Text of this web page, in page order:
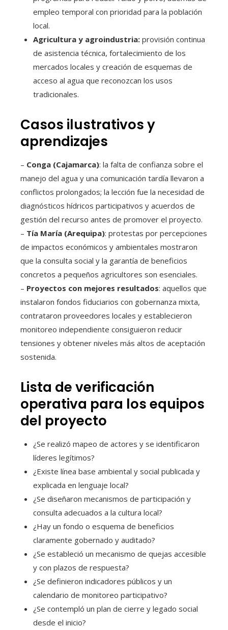
empleo temporal con prioridad para la población
local.
Agricultura y agroindustria: provisión continua
de asistencia técnica, fortalecimiento de los
mercados locales y creación de esquemas de
acceso al agua que reconozcan los usos
tradicionales.
Casos ilustrativos y
aprendizajes
– Conga (Cajamarca): la falta de confianza sobre el
manejo del agua y una comunicación tardía llevaron a
conflictos prolongados; la lección fue la necesidad de
diagnósticos hídricos participativos y acuerdos de
gestión del recurso antes de promover el proyecto.
– Tía María (Arequipa): protestas por percepciones
de impactos económicos y ambientales mostraron
que la consulta social y la garantía de beneficios
concretos a pequeños agricultores son esenciales.
– Proyectos con mejores resultados: aquellos que
instalaron fondos fiduciarios con gobernanza mixta,
contrataron proveedores locales y establecieron
monitoreo independiente consiguieron reducir
tensiones y obtener niveles más altos de aceptación
sostenida.
Lista de verificación
operativa para los equipos
del proyecto
¿Se realizó mapeo de actores y se identificaron
líderes legítimos?
¿Existe línea base ambiental y social publicada y
explicada en lenguaje local?
¿Se diseñaron mecanismos de participación y
consulta adecuados a la cultura local?
¿Hay un fondo o esquema de beneficios
claramente gobernado y auditado?
¿Se estableció un mecanismo de quejas accesible
y con plazos de respuesta?
¿Se definieron indicadores públicos y un
calendario de monitoreo participativo?
¿Se contempló un plan de cierre y legado social
desde el inicio?